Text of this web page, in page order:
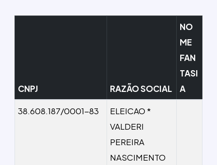
CNPJ RAZÃO SOCIAL
NO
ME
FAN
TASI
A
38.608.187/0001-83
ELEICAO *
VALDERI
PEREIRA
NASCIMENTO